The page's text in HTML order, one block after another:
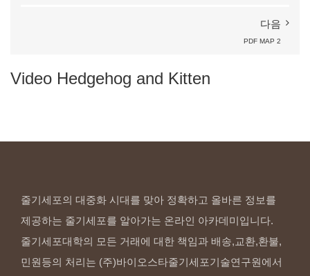
다음
PDF MAP 2
Video Hedgehog and Kitten
줄기세포의 대중화 시대를 맞아 정확하고 올바른 정보를
제공하는 줄기세포를 알아가는 온라인 아카데미입니다.
줄기세포대학의 모든 거래에 대한 책임과 배송,교환,환불,
민원등의 처리는 (주)바이오스타줄기세포기술연구원에서